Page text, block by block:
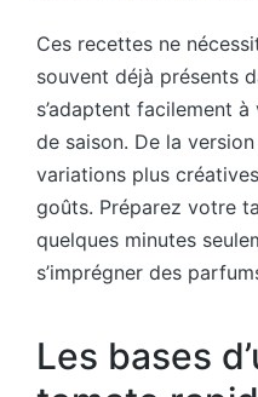
Ces recettes ne
souvent déjà présents
s’adaptent facilement
de saison. De la
variations plus
goûts. Préparez votre
quelques minutes
s’imprégner des
Les bases